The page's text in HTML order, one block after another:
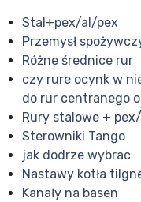
Stal+pex/al/pex
Przemysł
Różne średnice rur
czy rure ocynk w
do rur centranego
Rury stalowe +
Sterowniki Tango
jak dodrze wybrac
Nastawy kotła
Kanały na basen